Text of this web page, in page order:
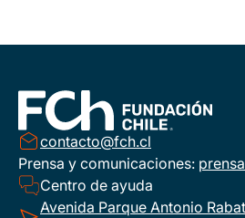
contacto@fch.cl
Prensa y comunicaciones:
Centro de ayuda
Avenida Parque Antonio